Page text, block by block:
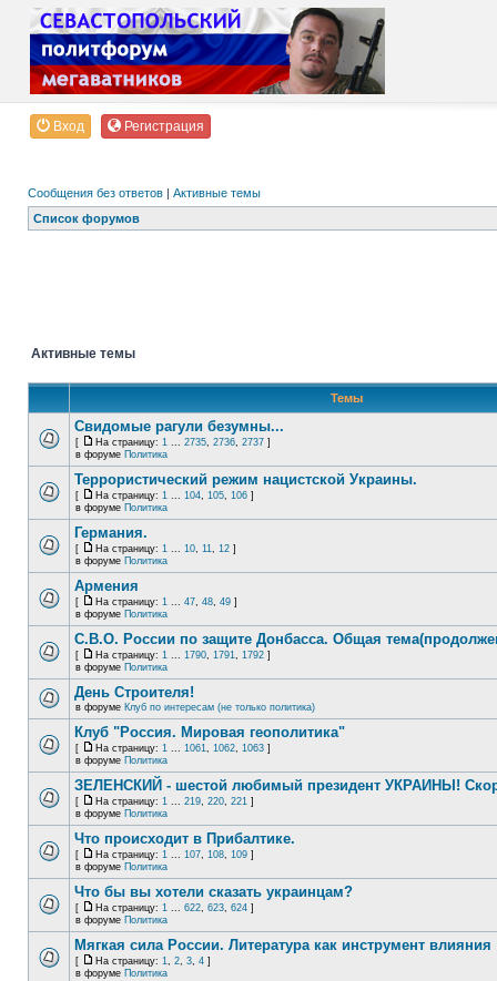
Вход Регистрация
Сообщения без ответов | Активные темы
Список форумов
Активные темы
Темы
Свидомые рагули безумны...
[ На страницу: 1 ... 2735, 2736, 2737 ]
в форуме Политика
Террористический режим нацистской Украины.
[ На страницу: 1 ... 104, 105, 106 ]
в форуме Политика
Германия.
[ На страницу: 1 ... 10, 11, 12 ]
в форуме Политика
Армения
[ На страницу: 1 ... 47, 48, 49 ]
в форуме Политика
С.В.О. России по защите Донбасса. Общая
[ На страницу: 1 ... 1790, 1791, 1792 ]
в форуме Политика
День Строителя!
в форуме Клуб по интересам (не только политика)
Клуб "Россия. Мировая геополитика"
[ На страницу: 1 ... 1061, 1062, 1063 ]
в форуме Политика
ЗЕЛЕНСКИЙ - шестой любимый президент УКРАИНЫ!
[ На страницу: 1 ... 219, 220, 221 ]
в форуме Политика
Что происходит в Прибалтике.
[ На страницу: 1 ... 107, 108, 109 ]
в форуме Политика
Что бы вы хотели сказать украинцам?
[ На страницу: 1 ... 622, 623, 624 ]
в форуме Политика
Мягкая сила России. Литература как инструмент влияния
[ На страницу: 1, 2, 3, 4 ]
в форуме Политика